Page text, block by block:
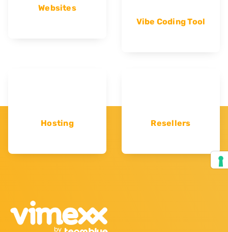
Websites
Vibe Coding Tool
Hosting Resellers